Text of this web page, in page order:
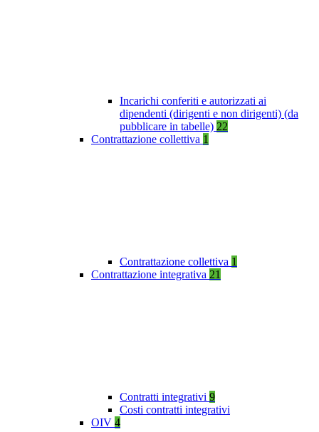
Incarichi conferiti e autorizzati ai
dipendenti (dirigenti e non dirigenti) (da
pubblicare in tabelle) 22
Contrattazione collettiva 1
Contrattazione collettiva 1
Contrattazione integrativa 21
Contratti integrativi 9
Costi contratti integrativi
OIV 4